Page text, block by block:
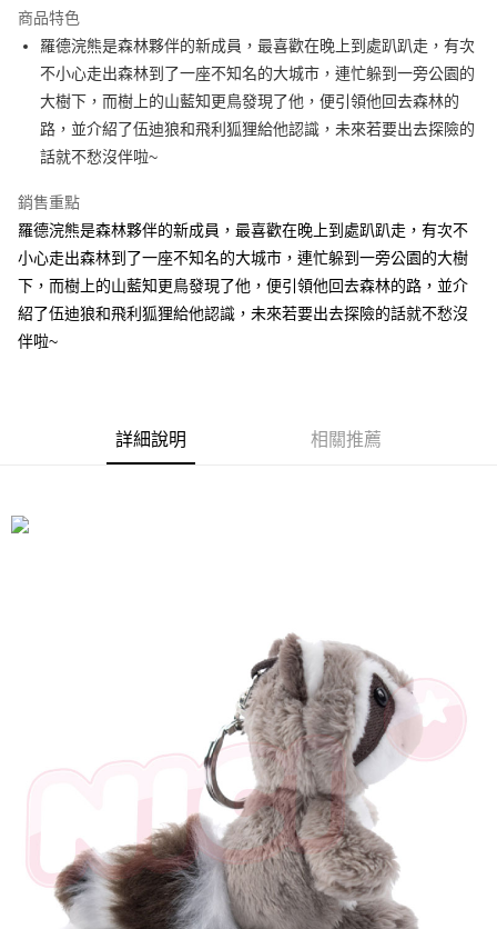
Apple Pay
街口支付
悠遊付
AFTEE先享後付
相關說明
AFTEE先享後付是「在收到商品之後才付款」的支付方式。 讓您購物簡單
便利好安心！
１．簡單：不需註冊會員、不需綁卡、不需儲值。
２．便利：只要手機號碼，簡訊認證，即可結帳。
３．安心：先確認商品／服務後，再付款。
３．收到繳費通知簡訊後14天內，點擊此簡訊中的連結，可透過四大超商／
後付繳納相關費用。
※ 交易是否成功請以「AFTEE先享後付 」之結帳頁面顯示為準，若有關於
１．透過由恩沛科技股份有限公司提供之「AFTEE先享後付」服務完成之交
易，需依本服務之必要範圍內提供個人資料，並將交易相關給付款項請求債
２．關於個人資料處理事宜，請瀏覽以下網址：
３．未成年的使用者請事先徵得法定代理人或監護人之同意方可使用
「AFTEE先享後付」，若未經同意申辦者引起之損失，本公司不負相關責
任。
４．使用「AFTEE先享後付」時，將依據個別帳號之用戶狀況，依本公司即
時審查核予不同之上限額度；若仍有額度不足之情形，本公司將視審查結果
請求用戶進行身份認證。
５．嚴禁一人註冊多個帳號或使用他人資訊註冊。若發現惡意使用之情形，
恩沛科技股份有限公司將有權停止該用戶之使用額度並採取法律行動。
ATM付款
運送方式
全家付款取貨
每筆NT$100，滿NT$490(含以上)免運費
海外國家
商品特色
羅德浣熊是森林夥伴的新成員，最喜歡在晚上到處趴趴走，有次
不小心走出森林到了一座不知名的大城市，連忙躲到一旁公園的
大樹下，而樹上的山藍知更鳥發現了他，便引領他回去森林的
路，並介紹了伍迪狼和飛利狐狸給他認識，未來若要出去探險的
話就不愁沒伴啦~
銷售重點
羅德浣熊是森林夥伴的新成員，最喜歡在晚上到處趴趴走，有次不
小心走出森林到了一座不知名的大城市，連忙躲到一旁公園的大樹
下，而樹上的山藍知更鳥發現了他，便引領他回去森林的路，並介
紹了伍迪狼和飛利狐狸給他認識，未來若要出去探險的話就不愁沒
伴啦~
詳細說明 相關推薦